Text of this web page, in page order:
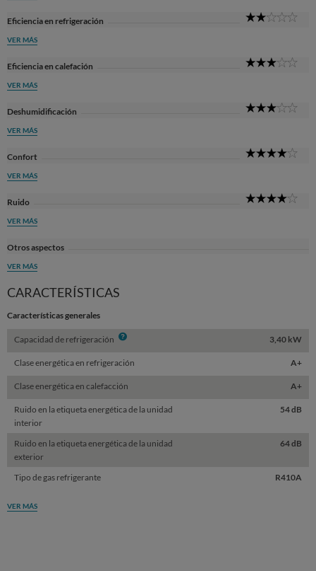
Eficiencia en refrigeración
VER MÁS
Eficiencia en calefación
VER MÁS
Deshumidificación
VER MÁS
Confort
VER MÁS
Ruido
VER MÁS
Otros aspectos
VER MÁS
CARACTERÍSTICAS
Características generales
Capacidad de refrigeración Info 3,40 kW
Clase energética en refrigeración A+
Clase energética en calefacción A+
Ruido en la etiqueta energética de la unidad
interior
54 dB
Ruido en la etiqueta energética de la unidad
exterior
64 dB
Tipo de gas refrigerante R410A
VER MÁS